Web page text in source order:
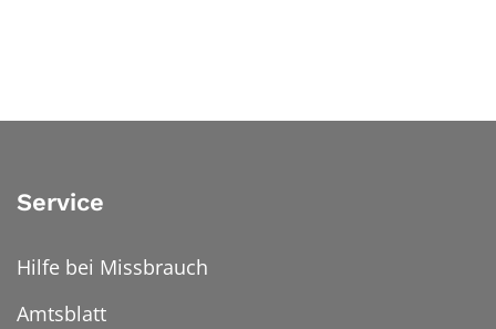
Service
Hilfe bei Missbrauch
Amtsblatt